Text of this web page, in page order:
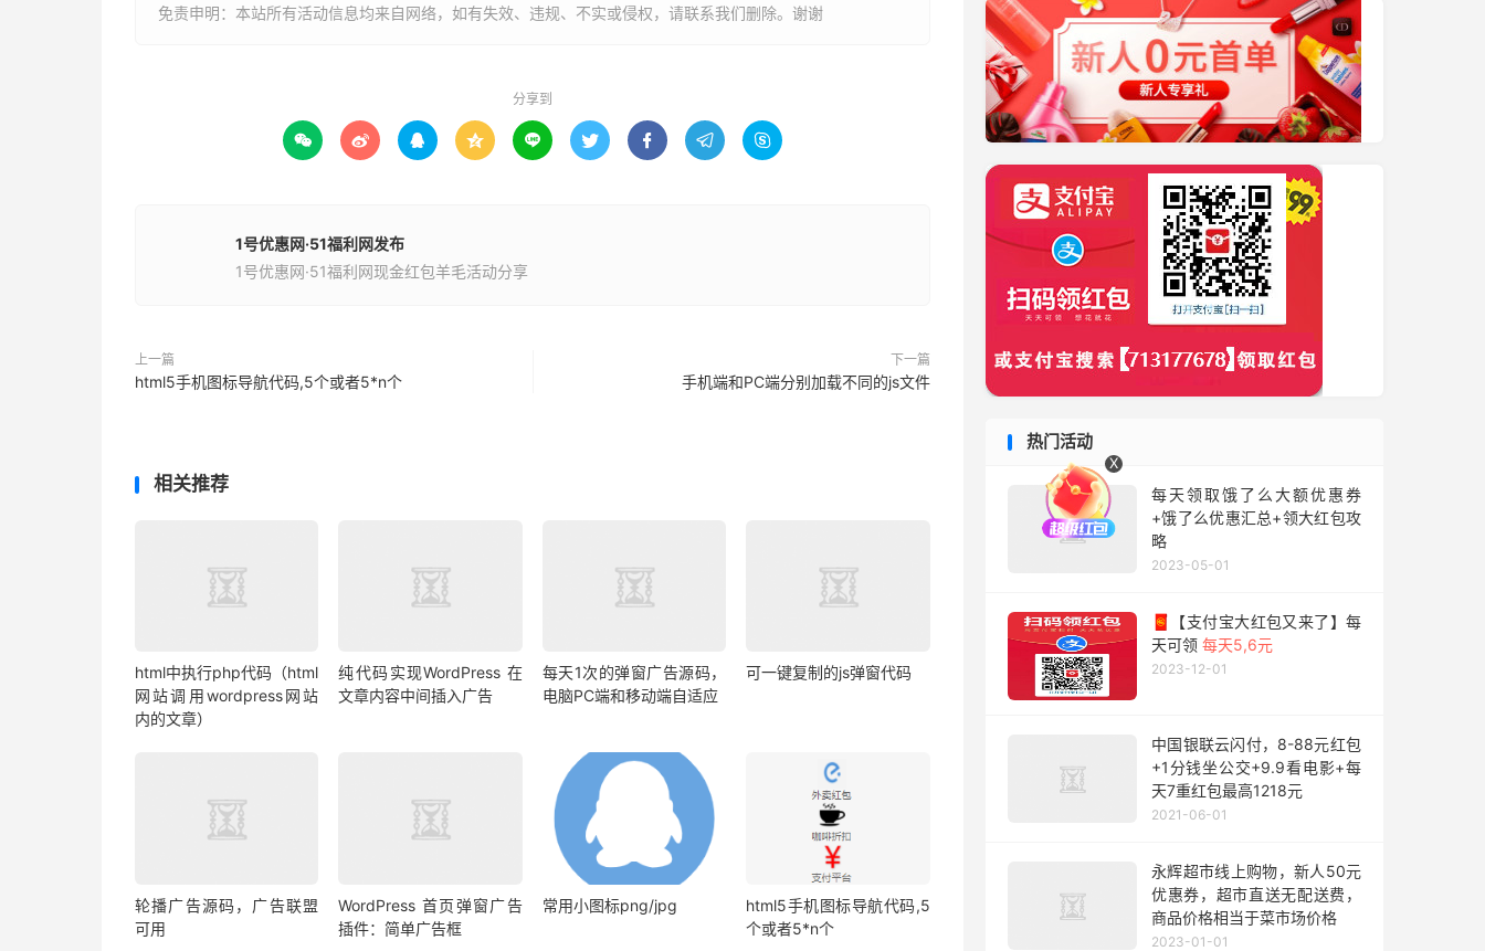
免责申明：本站所有活动信息均来自网络，如有失效、违规、不实或侵权，请联系我们删除。谢谢
分享到
        
1号优惠网·51福利网发布
1号优惠网·51福利网现金红包羊毛活动分享
上一篇
html5手机图标导航代码,5个或者5*n个
下一篇
手机端和PC端分别加载不同的js文件
相关推荐
html中执行php代码（html
网站调用wordpress网站
内的文章）
纯代码实现WordPress 在
文章内容中间插入广告
每天1次的弹窗广告源码，
电脑PC端和移动端自适应
可一键复制的js弹窗代码
轮播广告源码，广告联盟
可用
WordPress 首页弹窗广告
插件：简单广告框
常用小图标png/jpg
html5手机图标导航代码,5
个或者5*n个
热门活动
每天领取饿了么大额优惠券
+饿了么优惠汇总+领大红包攻
略
2023-05-01
🧧【支付宝大红包又来了】每
天可领 每天5,6元
2023-12-01
中国银联云闪付，8-88元红包
+1分钱坐公交+9.9看电影+每
天7重红包最高1218元
2021-06-01
永辉超市线上购物，新人50元
优惠券，超市直送无配送费，
商品价格相当于菜市场价格
2023-01-01
X